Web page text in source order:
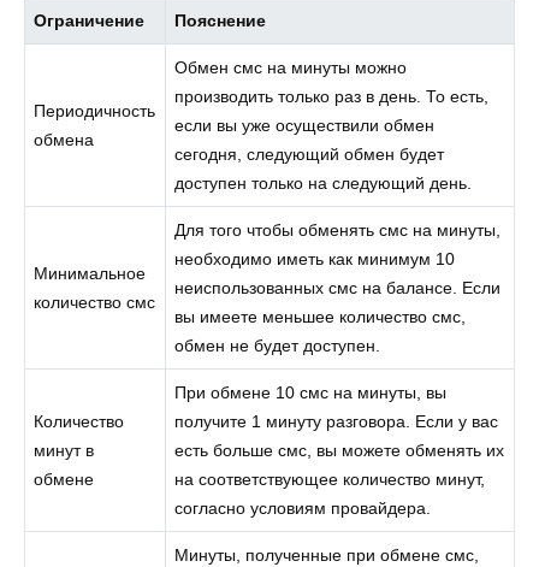
Ограничение Пояснение
Периодичность
обмена
Обмен смс на минуты можно
производить только раз в день. То есть,
если вы уже осуществили обмен
сегодня, следующий обмен будет
доступен только на следующий день.
Минимальное
количество смс
Для того чтобы обменять смс на минуты,
необходимо иметь как минимум 10
неиспользованных смс на балансе. Если
вы имеете меньшее количество смс,
обмен не будет доступен.
Количество
минут в
обмене
При обмене 10 смс на минуты, вы
получите 1 минуту разговора. Если у вас
есть больше смс, вы можете обменять их
на соответствующее количество минут,
согласно условиям провайдера.
Минуты, полученные при обмене смс,